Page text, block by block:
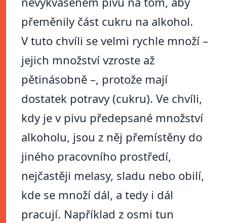
přeměnily část cukru na alkohol.
V tuto chvíli se velmi rychle množí –
jejich množství vzroste až
pětinásobně –, protože mají
dostatek potravy (cukru). Ve chvíli,
kdy je v pivu předepsané množství
alkoholu, jsou z něj přemístěny do
jiného pracovního prostředí,
nejčastěji melasy, sladu nebo obilí,
kde se množí dál, a tedy i dál
pracují. Například z osmi tun